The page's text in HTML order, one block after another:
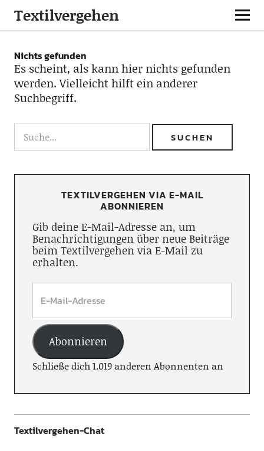
Textilvergehen
Nichts gefunden
Es scheint, als kann hier nichts gefunden
werden. Vielleicht hilft ein anderer
Suchbegriff.
TEXTILVERGEHEN VIA E-MAIL
ABONNIEREN
Gib deine E-Mail-Adresse an, um
Benachrichtigungen über neue Beiträge
beim Textilvergehen via E-Mail zu
erhalten.
Abonnieren
Schließe dich 1.019 anderen Abonnenten an
Textilvergehen-Chat